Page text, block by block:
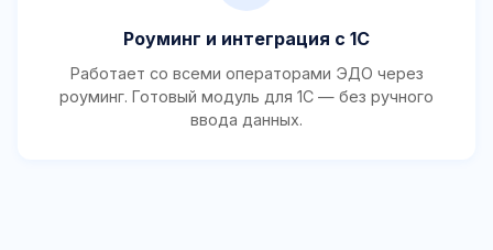
Роуминг и интеграция с 1С
Работает со всеми операторами ЭДО через
роуминг. Готовый модуль для 1С — без ручного
ввода данных.